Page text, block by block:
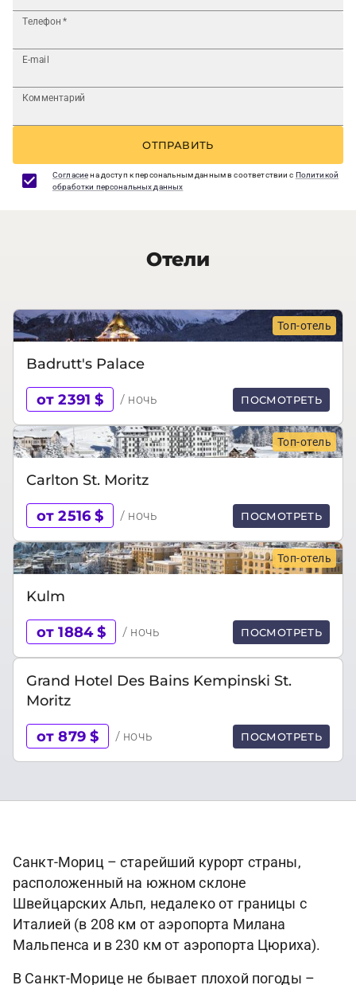
Телефон *
E-mail
Комментарий
ОТПРАВИТЬ
Согласиена доступ к персональным данным в соответствии с Политикой
обработки персональных данных
Отели
Топ-отель
Badrutt's Palace
от 2391 $ / ночь ПОСМОТРЕТЬ
Топ-отель
Carlton St. Moritz
от 2516 $ / ночь ПОСМОТРЕТЬ
Топ-отель
Kulm
от 1884 $ / ночь ПОСМОТРЕТЬ
Grand Hotel Des Bains Kempinski St.
Moritz
от 879 $ / ночь ПОСМОТРЕТЬ
Санкт-Мориц – старейший курорт страны,
расположенный на южном склоне
Швейцарских Альп, недалеко от границы с
Италией (в 208 км от аэропорта Милана
Мальпенса и в 230 км от аэропорта Цюриха).
В Санкт-Морице не бывает плохой погоды –